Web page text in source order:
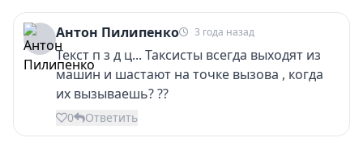
Антон Пилипенко 3 года назад
Текст п з д ц... Таксисты всегда выходят из
машин и шастают на точке вызова , когда
их вызываешь? ??
0 Ответить